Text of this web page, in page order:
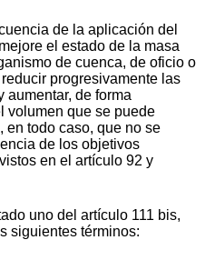
de la aplicación del
el estado de la masa
de cuenca, de oficio o
progresivamente las
aumentar, de forma
volumen que se puede
en todo caso, que no se
de los objetivos
en el artículo 92 y
uno del artículo 111 bis,
siguientes términos: